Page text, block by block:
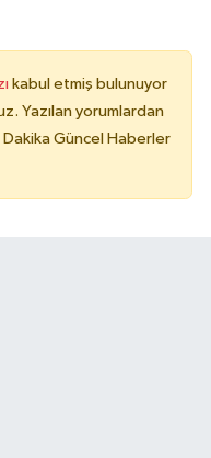
kabul etmiş bulunuyor
Yazılan yorumlardan
Dakika Güncel Haberler